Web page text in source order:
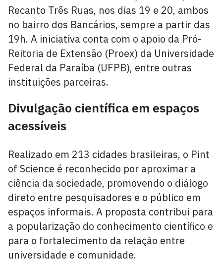
Recanto Três Ruas, nos dias 19 e 20, ambos
no bairro dos Bancários, sempre a partir das
19h. A iniciativa conta com o apoio da Pró-
Reitoria de Extensão (Proex) da Universidade
Federal da Paraíba (UFPB), entre outras
instituições parceiras.
Divulgação científica em espaços
acessíveis
Realizado em 213 cidades brasileiras, o Pint
of Science é reconhecido por aproximar a
ciência da sociedade, promovendo o diálogo
direto entre pesquisadores e o público em
espaços informais. A proposta contribui para
a popularização do conhecimento científico e
para o fortalecimento da relação entre
universidade e comunidade.